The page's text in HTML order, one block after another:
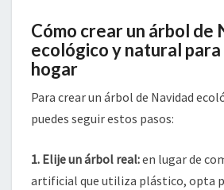
Cómo crear un árbol de
ecológico y natural
hogar
Para crear un árbol de Navidad
puedes seguir estos pasos:
1. Elije un árbol real:en lugar de
artificial que utiliza plástico, opta